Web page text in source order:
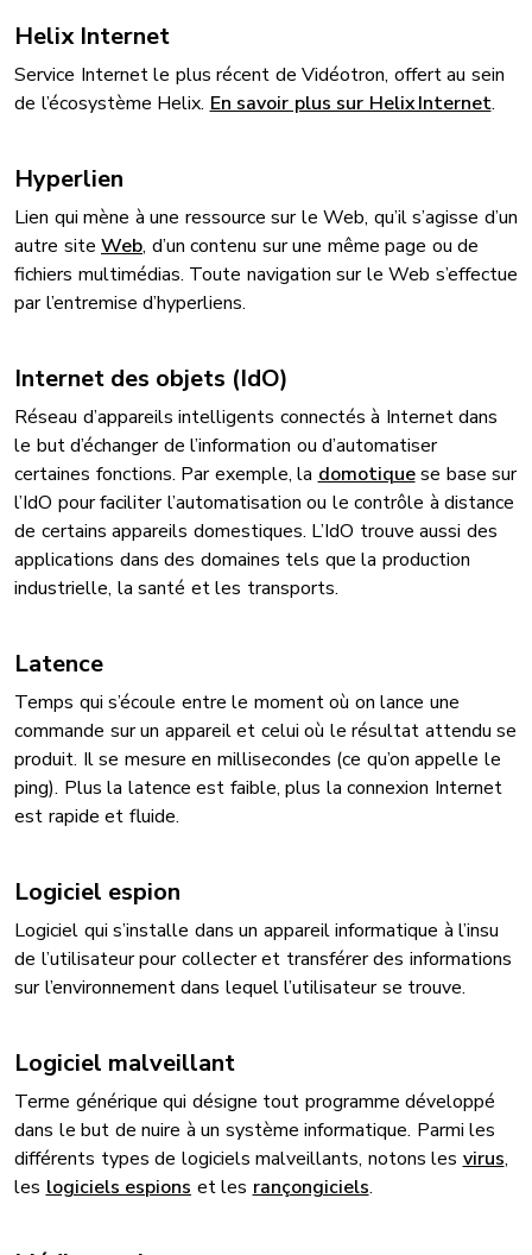
Helix Internet
Service Internet le plus récent de Vidéotron, offert au sein
de l’écosystème Helix. En savoir plus sur Helix Internet.
Hyperlien
Lien qui mène à une ressource sur le Web, qu’il s’agisse d’un
autre site Web, d’un contenu sur une même page ou de
fichiers multimédias. Toute navigation sur le Web s’effectue
par l’entremise d’hyperliens.
Internet des objets (IdO)
Réseau d’appareils intelligents connectés à Internet dans
le but d’échanger de l’information ou d’automatiser
certaines fonctions. Par exemple, la domotiquese base sur
l’IdO pour faciliter l’automatisation ou le contrôle à distance
de certains appareils domestiques. L’IdO trouve aussi des
applications dans des domaines tels que la production
industrielle, la santé et les transports.
Latence
Temps qui s’écoule entre le moment où on lance une
commande sur un appareil et celui où le résultat attendu se
produit. Il se mesure en millisecondes (ce qu’on appelle le
ping). Plus la latence est faible, plus la connexion Internet
est rapide et fluide.
Logiciel espion
Logiciel qui s’installe dans un appareil informatique à l’insu
de l’utilisateur pour collecter et transférer des informations
sur l’environnement dans lequel l’utilisateur se trouve.
Logiciel malveillant
Terme générique qui désigne tout programme développé
dans le but de nuire à un système informatique. Parmi les
différents types de logiciels malveillants, notons les virus,
les logiciels espions et les rançongiciels.